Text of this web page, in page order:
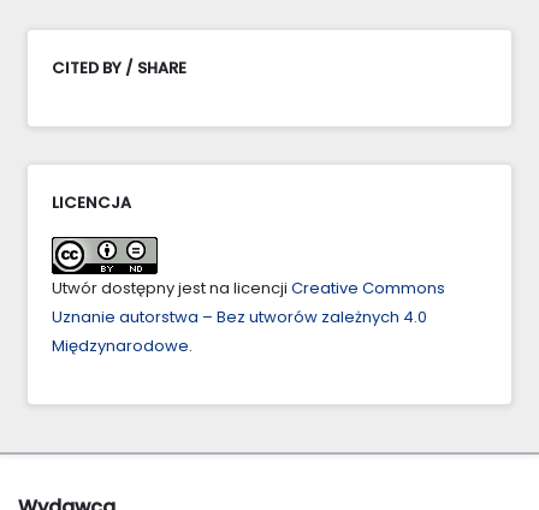
CITED BY / SHARE
LICENCJA
Utwór dostępny jest na licencji Creative Commons
Uznanie autorstwa – Bez utworów zależnych 4.0
Międzynarodowe.